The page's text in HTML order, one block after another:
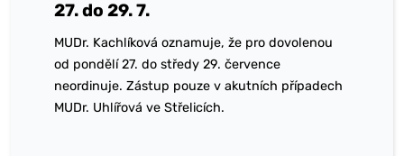
27. do 29. 7.
MUDr. Kachlíková oznamuje, že pro dovolenou
od pondělí 27. do středy 29. července
neordinuje. Zástup pouze v akutních případech
MUDr. Uhlířová ve Střelicích.